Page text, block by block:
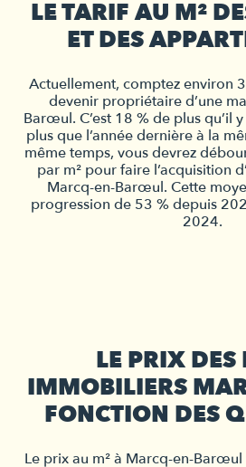
LE TARIF AU M²
ET DES
Actuellement, comptez environ
devenir propriétaire d’une
Barœul. C’est 18 % de plus qu’il
plus que l’année dernière à la
même temps, vous devrez
par m² pour faire l’acquisition
Marcq-en-Barœul. Cette
progression de 53 % depuis
2024.
LE PRIX DES
IMMOBILIERS
FONCTION DES
Le prix au m² à Marcq-en-Barœul